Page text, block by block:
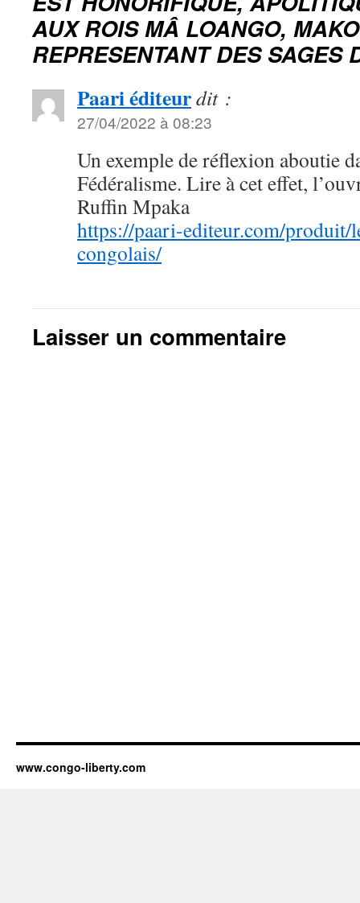
AUX ROIS MÂ LOANGO,
REPRESENTANT DES
Paari éditeurdit :
27/04/2022 à 08:23
Un exemple de réflexion aboutie
Fédéralisme. Lire à cet effet,
Ruffin Mpaka
https://paari-editeur.com/produit/
congolais/
Laisser un commentaire
www.congo-liberty.com